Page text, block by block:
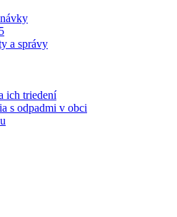
a správy
ich triedení
s odpadmi v obci